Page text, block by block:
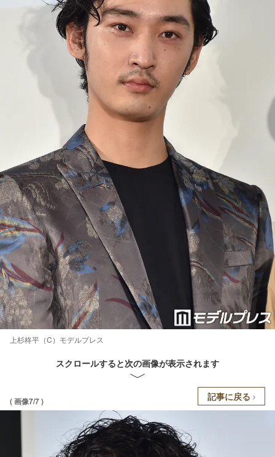
上杉柊平（C）モデルプレス
スクロールすると次の画像が表示されます
( 画像7/7 ) 記事に戻る